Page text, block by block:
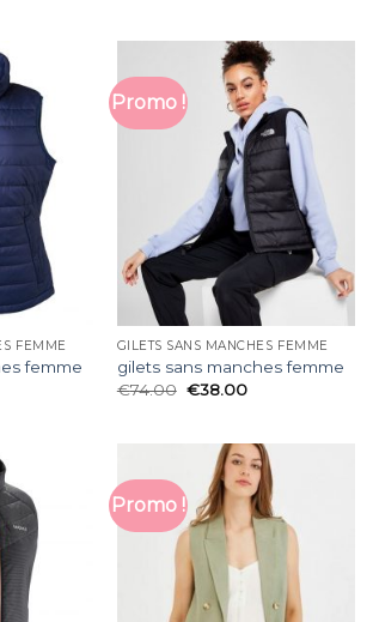
FEMME
femme
Promo !
GILETS SANS MANCHES FEMME
gilets sans manches femme
€74.00 €38.00
Promo !